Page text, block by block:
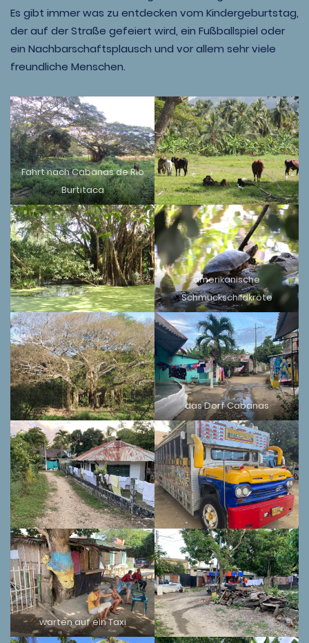
Es gibt immer was zu entdecken vom Kindergeburtstag,
der auf der Straße gefeiert wird, ein Fußballspiel oder
ein Nachbarschaftsplausch und vor allem sehr viele
freundliche Menschen.
Fahrt nach Cabanas de Rio
Burtitaca
amerikanische
Schmuckschildkröte
das Dorf Cabanas
warten auf ein Taxi